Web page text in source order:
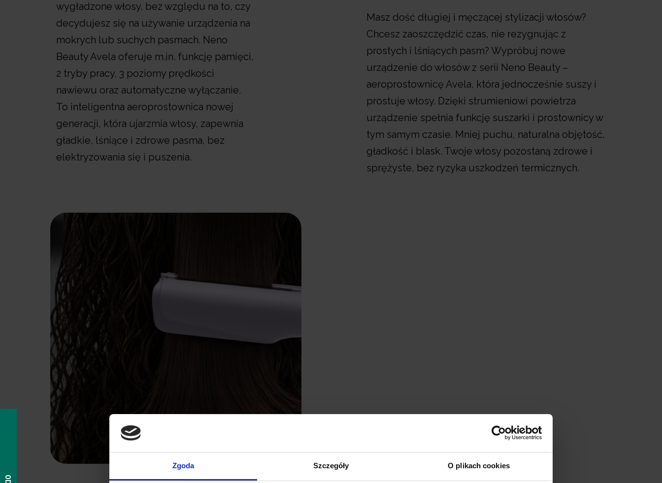
Zgoda Szczegóły O plikach cookies
wygładzone włosy, bez względu na to, czy
decydujesz się na używanie urządzenia na
mokrych lub suchych pasmach. Neno
Beauty Avela oferuje m.in. funkcję pamięci,
2 tryby pracy, 3 poziomy prędkości
nawiewu oraz automatyczne wyłączanie.
To inteligentna aeroprostownica nowej
generacji, która ujarzmia włosy, zapewnia
gładkie, lśniące i zdrowe pasma, bez
elektryzowania się i puszenia.
Masz dość długiej i męczącej stylizacji włosów?
Chcesz zaoszczędzić czas, nie rezygnując z
prostych i lśniących pasm? Wypróbuj nowe
urządzenie do włosów z serii Neno Beauty –
aeroprostownicę Avela, która jednocześnie suszy i
prostuje włosy. Dzięki strumieniowi powietrza
urządzenie spełnia funkcję suszarki i prostownicy w
tym samym czasie. Mniej puchu, naturalna objętość,
gładkość i blask. Twoje włosy pozostaną zdrowe i
sprężyste, bez ryzyka uszkodzeń termicznych.